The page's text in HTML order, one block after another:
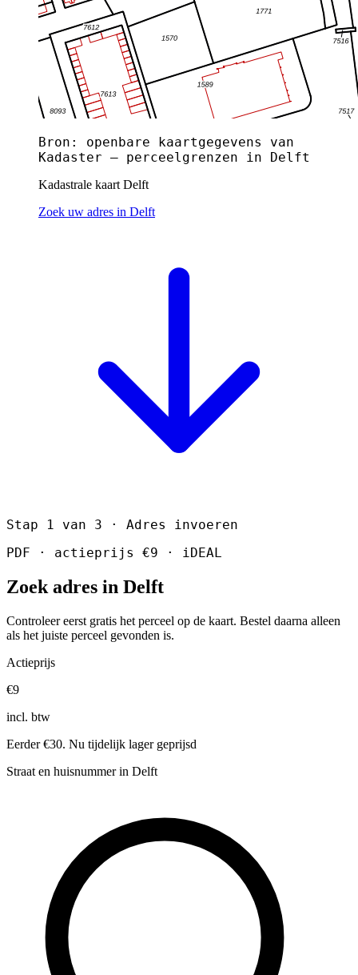
Bron: openbare kaartgegevens van
Kadaster — perceelgrenzen in Delft
Kadastrale kaart Delft
Zoek uw adres in Delft
Stap 1 van 3 · Adres invoeren
PDF · actieprijs €9 · iDEAL
Zoek adres in Delft
Controleer eerst gratis het perceel op de kaart. Bestel daarna alleen
als het juiste perceel gevonden is.
Actieprijs
€9
incl. btw
Eerder €30. Nu tijdelijk lager geprijsd
Straat en huisnummer in Delft